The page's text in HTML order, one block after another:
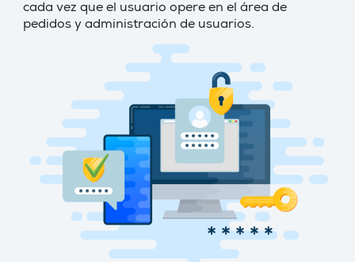
cada vez que el usuario opere en el área de
pedidos y administración de usuarios.